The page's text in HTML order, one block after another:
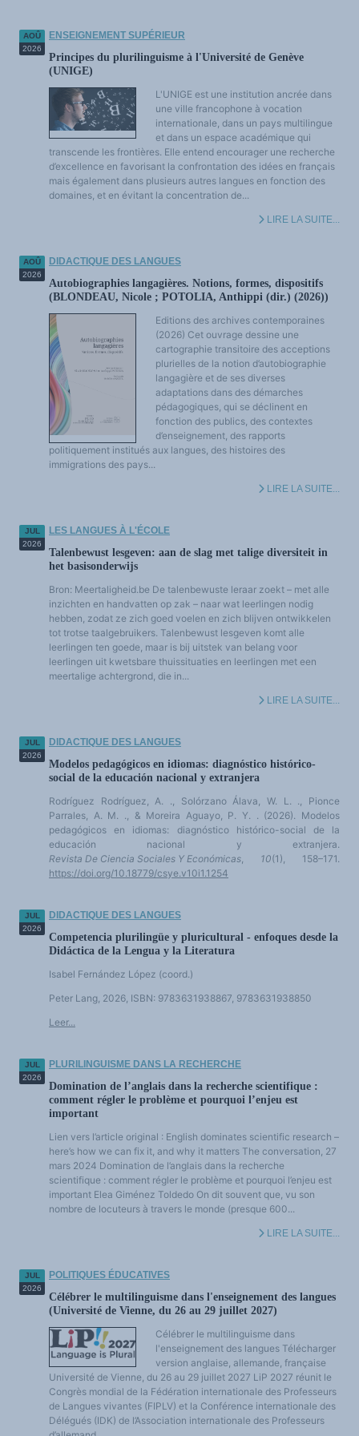
Langues et géopolitique - L'avenir des langues
Multilinguismes et plurilinguismes
Politiques et droits linguistiques
Dynamique des langues
Langues et histoire
Langues, sciences et philosophie
Langues et pouvoirs
Textes de référence
Education et recherche
Culture et industries culturelles
Economique et social
International
Accès au dictionnaire des anglicismes
Actualités
Manifestations
Les victoires du plurilinguisme
Chroniques et humeurs
Courrier des lecteurs
Morceaux choisis
Anglicismes-anglicisation
Humour et plurilinguisme
AOÛ
2026
ENSEIGNEMENT SUPÉRIEUR
Principes du plurilinguisme à l'Université de Genève
(UNIGE)
L'UNIGE est une institution ancrée dans
une ville francophone à vocation
internationale, dans un pays multilingue
et dans un espace académique qui
transcende les frontières. Elle entend encourager une recherche
d’excellence en favorisant la confrontation des idées en français
mais également dans plusieurs autres langues en fonction des
domaines, et en évitant la concentration de...
LIRE LA SUITE...
AOÛ
2026
DIDACTIQUE DES LANGUES
Autobiographies langagières. Notions, formes, dispositifs
(BLONDEAU, Nicole ; POTOLIA, Anthippi (dir.) (2026))
Editions des archives contemporaines
(2026) Cet ouvrage dessine une
cartographie transitoire des acceptions
plurielles de la notion d’autobiographie
langagière et de ses diverses
adaptations dans des démarches
pédagogiques, qui se déclinent en
fonction des publics, des contextes
d’enseignement, des rapports
politiquement institués aux langues, des histoires des
immigrations des pays...
LIRE LA SUITE...
JUL
2026
LES LANGUES À L'ÉCOLE
Talenbewust lesgeven: aan de slag met talige diversiteit in
het basisonderwijs
Bron: Meertaligheid.be De talenbewuste leraar zoekt – met alle
inzichten en handvatten op zak – naar wat leerlingen nodig
hebben, zodat ze zich goed voelen en zich blijven ontwikkelen
tot trotse taalgebruikers. Talenbewust lesgeven komt alle
leerlingen ten goede, maar is bij uitstek van belang voor
leerlingen uit kwetsbare thuissituaties en leerlingen met een
meertalige achtergrond, die in...
LIRE LA SUITE...
JUL
2026
DIDACTIQUE DES LANGUES
Modelos pedagógicos en idiomas: diagnóstico histórico-
social de la educación nacional y extranjera
Rodríguez Rodríguez, A. ., Solórzano Álava, W. L. ., Pionce
Parrales, A. M. ., & Moreira Aguayo, P. Y. . (2026). Modelos
pedagógicos en idiomas: diagnóstico histórico-social de la
educación nacional y extranjera.
Revista De Ciencia Sociales Y Económicas, 10(1), 158–171.
https://doi.org/10.18779/csye.v10i1.1254
JUL
2026
DIDACTIQUE DES LANGUES
Competencia plurilingüe y pluricultural - enfoques desde la
Didáctica de la Lengua y la Literatura
Isabel Fernández López (coord.)
Peter Lang, 2026, ISBN: 9783631938867, 9783631938850
Leer...
JUL
2026
PLURILINGUISME DANS LA RECHERCHE
Domination de l’anglais dans la recherche scientifique :
comment régler le problème et pourquoi l’enjeu est
important
Lien vers l’article original : English dominates scientific research –
here’s how we can fix it, and why it matters The conversation, 27
mars 2024 Domination de l’anglais dans la recherche
scientifique : comment régler le problème et pourquoi l’enjeu est
important Elea Giménez Toldedo On dit souvent que, vu son
nombre de locuteurs à travers le monde (presque 600...
LIRE LA SUITE...
JUL
2026
POLITIQUES ÉDUCATIVES
Célébrer le multilinguisme dans l'enseignement des langues
(Université de Vienne, du 26 au 29 juillet 2027)
Célébrer le multilinguisme dans
l'enseignement des langues Télécharger
version anglaise, allemande, française
Université de Vienne, du 26 au 29 juillet 2027 LiP 2027 réunit le
Congrès mondial de la Fédération internationale des Professeurs
de Langues vivantes (FIPLV) et la Conférence internationale des
Délégués (IDK) de l’Association internationale des Professeurs